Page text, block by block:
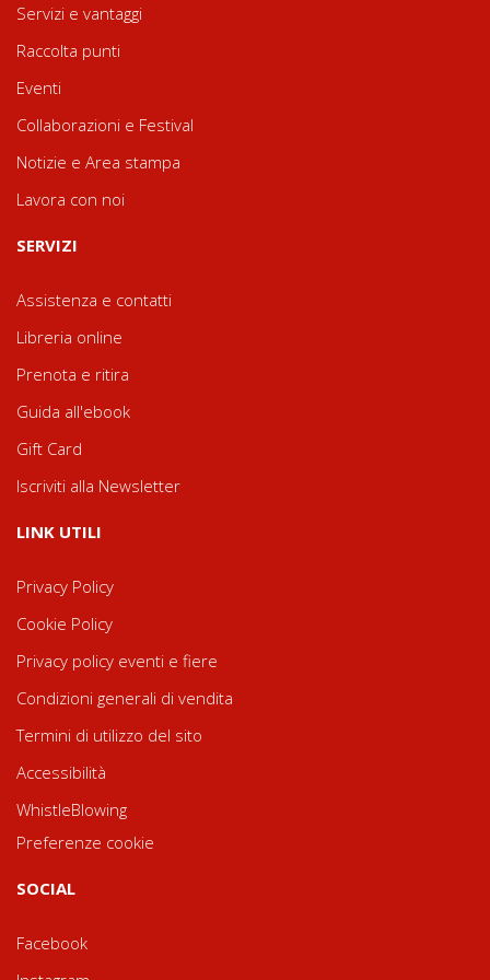
Servizi e vantaggi
Raccolta punti
Eventi
Collaborazioni e Festival
Notizie e Area stampa
Lavora con noi
SERVIZI
Assistenza e contatti
Libreria online
Prenota e ritira
Guida all'ebook
Gift Card
Iscriviti alla Newsletter
LINK UTILI
Privacy Policy
Cookie Policy
Privacy policy eventi e fiere
Condizioni generali di vendita
Termini di utilizzo del sito
Accessibilità
WhistleBlowing
Preferenze cookie
SOCIAL
Facebook